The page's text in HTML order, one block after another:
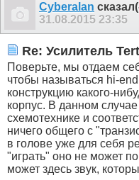
Cyberalan
31.08.2015 23:35
Re: Усилитель
Поверьте, мы отдаем
чтобы называться hi-
конструкцию какого-
корпус. В данном
схемотехнике и
ничего общего с
в голове уже для себя
"играть" оно не может
может здесь звук,